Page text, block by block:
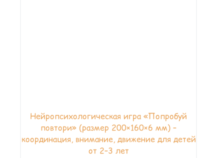
Нейропсихологическая игра «Попробуй
повтори» (размер 200×160×6 мм) –
координация, внимание, движение для детей
от 2–3 лет